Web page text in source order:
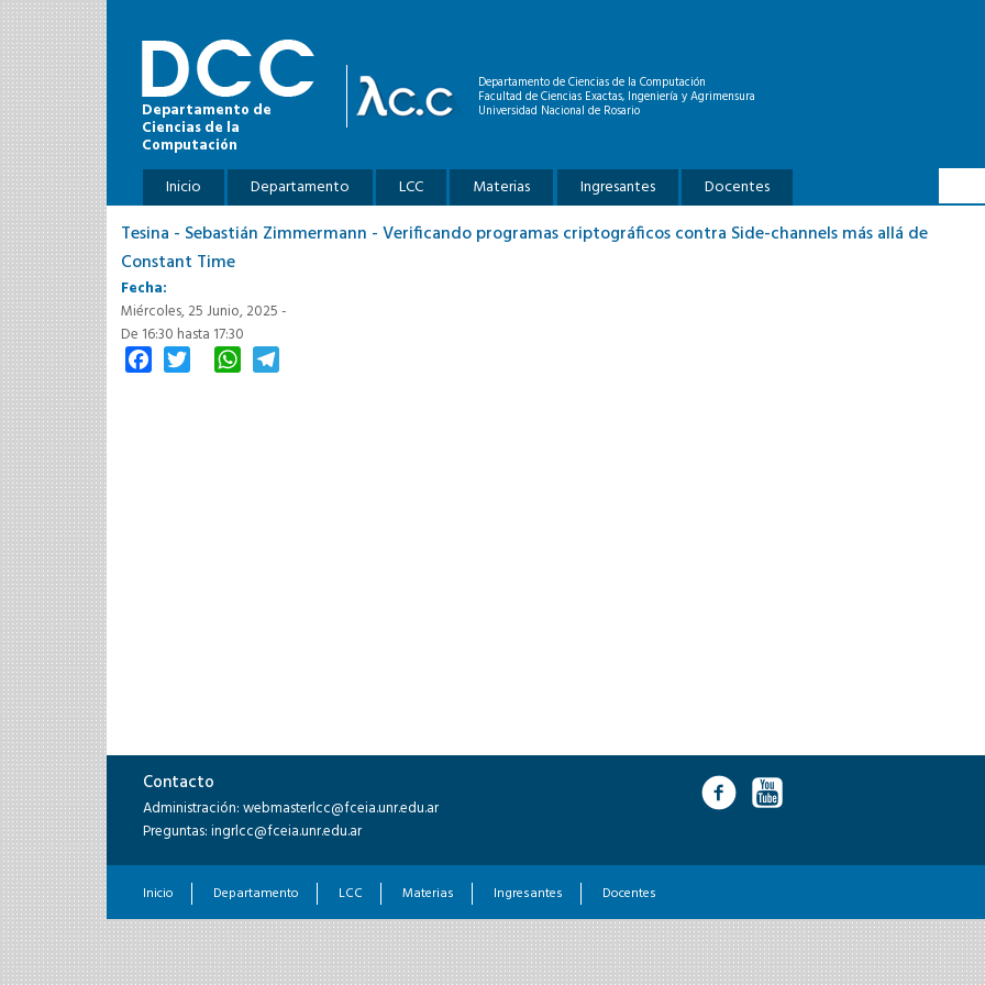
Pasar al contenido principal
Departamento de
Ciencias de la
Computación
Departamento de Ciencias de la Computación
Facultad de Ciencias Exactas, Ingeniería y Agrimensura
Universidad Nacional de Rosario
Menú principal
Inicio Departamento LCC Materias Ingresantes Docentes
Tesina - Sebastián Zimmermann - Verificando programas criptográficos contra Side-channels más allá de
Constant Time
Fecha:
Miércoles, 25 Junio, 2025 -
De 16:30 hasta 17:30
FacebookTwitter WhatsApp
Contacto
Administración: webmasterlcc@fceia.unr.edu.ar
Preguntas: ingrlcc@fceia.unr.edu.ar
Inicio Departamento LCC Materias Ingresantes Docentes